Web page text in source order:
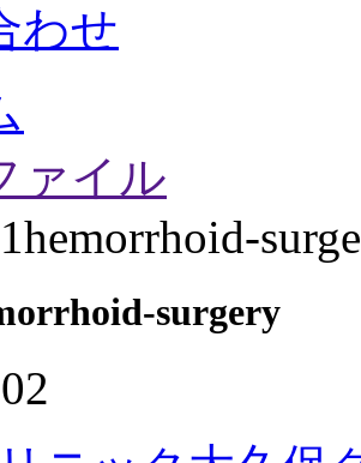
わせ
ァイル
surgery